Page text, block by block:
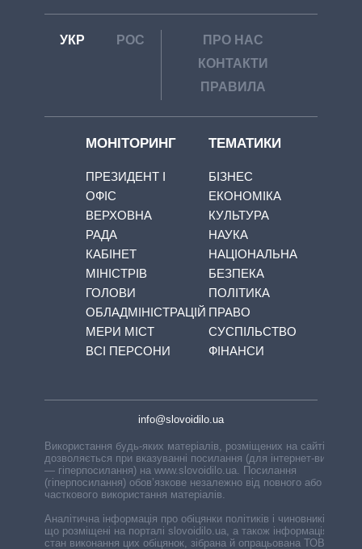
УКР РОС
ПРО НАС
КОНТАКТИ
ПРАВИЛА
МОНІТОРИНГ
ПРЕЗИДЕНТ І
ОФІС
ВЕРХОВНА
РАДА
КАБІНЕТ
МІНІСТРІВ
ГОЛОВИ
ОБЛАДМІНІСТРАЦІЙ
МЕРИ МІСТ
ВСІ ПЕРСОНИ
ТЕМАТИКИ
БІЗНЕС
ЕКОНОМІКА
КУЛЬТУРА
НАУКА
НАЦІОНАЛЬНА
БЕЗПЕКА
ПОЛІТИКА
ПРАВО
СУСПІЛЬСТВО
ФІНАНСИ
info@slovoidilo.ua
Використання будь-яких матеріалів, розміщених на сайті,
дозволяється при вказуванні посилання (для інтернет-видань
— гіперпосилання) на www.slovoidilo.ua. Посилання
(гіперпосилання) обов’язкове незалежно від повного або
часткового використання матеріалів.
Аналітична інформація про обіцянки політиків і чиновників,
що розміщені на порталі slovoidilo.ua, а також інформація про
стан виконання цих обіцянок, зібрана й опрацьована ТОВ «ІА